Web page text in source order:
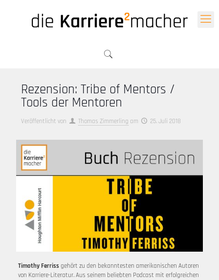
Rezension: Tribe of Mentors /
Tools der Mentoren
Veröffentlicht von Thomas Zimmerling am 25. Juli 2018
Timothy Ferrissgehört zu den bekanntesten amerikanischen Autoren
von Karriere-Literatur. Aus seinem beliebten Podcast mit erfolgreichen